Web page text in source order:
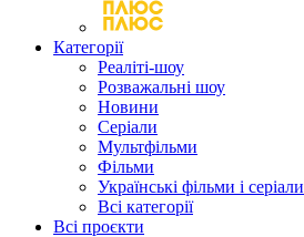
Категорії
Реаліті-шоу
Розважальні шоу
Новини
Серіали
Мультфільми
Фільми
Українські фільми і серіали
Всі категорії
Всі проєкти